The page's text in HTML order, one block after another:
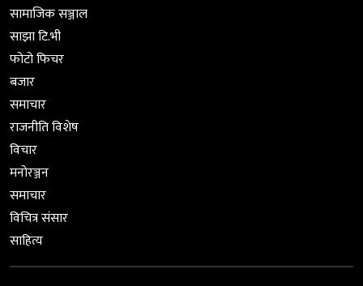
सामाजिक सञ्जाल
साझा टि.भी
फोटो फिचर
बजार
समाचार
राजनीति विशेष
विचार
मनोरञ्जन
समाचार
विचित्र संसार
साहित्य